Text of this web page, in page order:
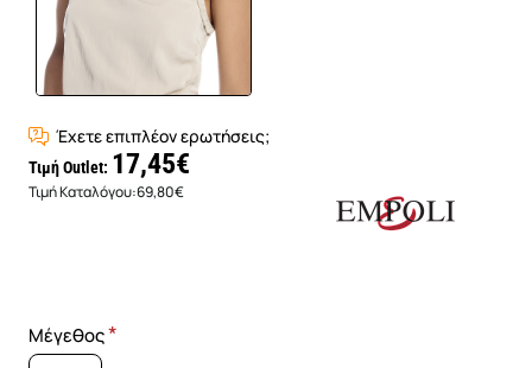
Έχετε επιπλέον ερωτήσεις;
Τιμή Outlet: 17,45€
Τιμή Καταλόγου:69,80€
Μέγεθος